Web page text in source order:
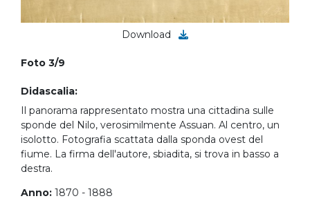
Download
Foto 3/9
Didascalia:
Il panorama rappresentato mostra una cittadina sulle
sponde del Nilo, verosimilmente Assuan. Al centro, un
isolotto. Fotografia scattata dalla sponda ovest del
fiume. La firma dell'autore, sbiadita, si trova in basso a
destra.
Anno: 1870 - 1888